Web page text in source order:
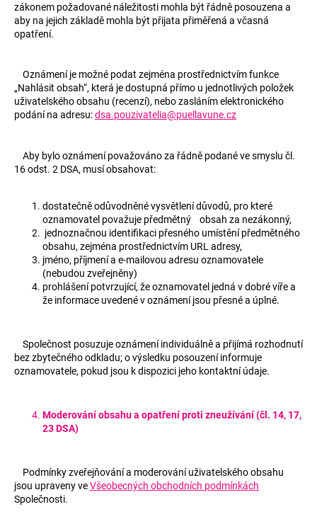
zákonem požadované náležitosti mohla být řádně posouzena a
aby na jejich základě mohla být přijata přiměřená a včasná
opatření.
Oznámení je možné podat zejména prostřednictvím funkce
„Nahlásit obsah“, která je dostupná přímo u jednotlivých položek
uživatelského obsahu (recenzí), nebo zasláním elektronického
podání na adresu:dsa.pouzivatelia@puellavune.cz
Aby bylo oznámení považováno za řádně podané ve smyslu čl.
16 odst. 2 DSA, musí obsahovat:
dostatečně odůvodněné vysvětlení důvodů, pro které
oznamovatel považuje předmětný obsah za nezákonný,
jednoznačnou identifikaci přesného umístění předmětného
obsahu, zejména prostřednictvím URL adresy,
jméno, příjmení a e-mailovou adresu oznamovatele
(nebudou zveřejněny)
prohlášení potvrzující, že oznamovatel jedná v dobré víře a
že informace uvedené v oznámení jsou přesné a úplné.
Společnost posuzuje oznámení individuálně a přijímá rozhodnutí
bez zbytečného odkladu; o výsledku posouzení informuje
oznamovatele, pokud jsou k dispozici jeho kontaktní údaje.
Moderování obsahu a opatření proti zneužívání (čl. 14, 17,
23 DSA)
Podmínky zveřejňování a moderování uživatelského obsahu
jsou upraveny veVšeobecných obchodních podmínkách
Společnosti.